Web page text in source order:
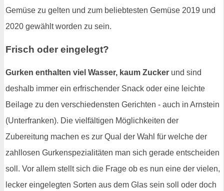
Gemüse zu gelten und zum beliebtesten Gemüse 2019 und
2020 gewählt worden zu sein.
Frisch oder eingelegt?
Gurken enthalten viel Wasser, kaum Zucker und sind
deshalb immer ein erfrischender Snack oder eine leichte
Beilage zu den verschiedensten Gerichten - auch in Arnstein
(Unterfranken). Die vielfältigen Möglichkeiten der
Zubereitung machen es zur Qual der Wahl für welche der
zahllosen Gurkenspezialitäten man sich gerade entscheiden
soll. Vor allem stellt sich die Frage ob es nun eine der vielen,
lecker eingelegten Sorten aus dem Glas sein soll oder doch